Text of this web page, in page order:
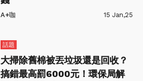
A+咖 15 Jan,25
話題
大掃除舊棉被丟垃圾還是回收？
搞錯最高罰6000元！環保局解